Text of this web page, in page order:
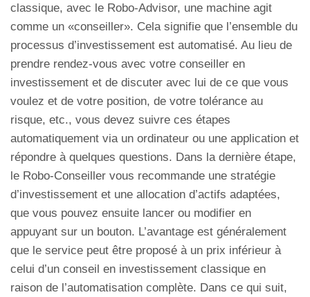
classique, avec le Robo-Advisor, une machine agit
comme un «conseiller». Cela signifie que l’ensemble du
processus d’investissement est automatisé. Au lieu de
prendre rendez-vous avec votre conseiller en
investissement et de discuter avec lui de ce que vous
voulez et de votre position, de votre tolérance au
risque, etc., vous devez suivre ces étapes
automatiquement via un ordinateur ou une application et
répondre à quelques questions. Dans la dernière étape,
le Robo-Conseiller vous recommande une stratégie
d’investissement et une allocation d’actifs adaptées,
que vous pouvez ensuite lancer ou modifier en
appuyant sur un bouton. L’avantage est généralement
que le service peut être proposé à un prix inférieur à
celui d’un conseil en investissement classique en
raison de l’automatisation complète. Dans ce qui suit,